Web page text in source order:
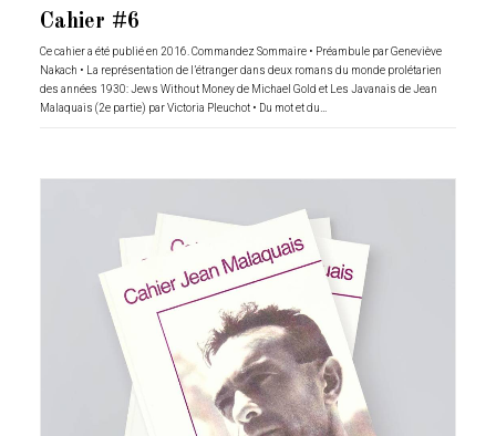
Cahier #6
Ce cahier a été publié en 2016. Commandez Sommaire • Préambule par Geneviève
Nakach • La représentation de l’étranger dans deux romans du monde prolétarien
des années 1930: Jews Without Money de Michael Gold et Les Javanais de Jean
Malaquais (2e partie) par Victoria Pleuchot • Du mot et du…